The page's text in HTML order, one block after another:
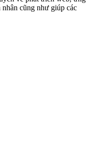
cũng như giúp các